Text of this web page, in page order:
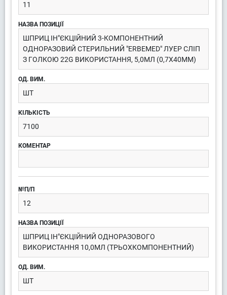
11
ШПРИЦ ІН"ЄКЦІЙНИЙ 3-КОМПОНЕНТНИЙ
ОДНОРАЗОВИЙ СТЕРИЛЬНИЙ "ERBEMED" ЛУЕР СЛІП
З ГОЛКОЮ 22G ВИКОРИСТАННЯ, 5,0МЛ (0,7Х40ММ)
ШТ
7100
12
ШПРИЦ ІН"ЄКЦІЙНИЙ ОДНОРАЗОВОГО
ВИКОРИСТАННЯ 10,0МЛ (ТРЬОХКОМПОНЕНТНИЙ)
ШТ